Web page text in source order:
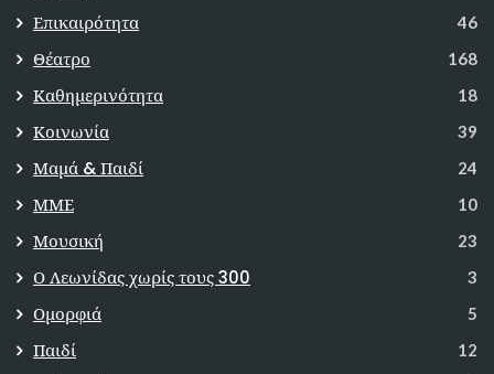
Επικαιρότητα 46
Θέατρο 168
Καθημερινότητα 18
Κοινωνία 39
Μαμά & Παιδί 24
ΜΜΕ 10
Μουσική 23
Ο Λεωνίδας χωρίς τους 300 3
Ομορφιά 5
Παιδί 12